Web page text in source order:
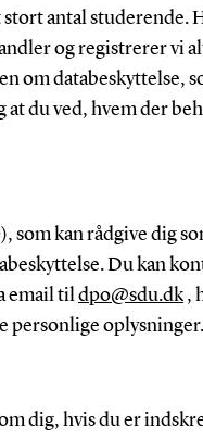
antal studerende.
og registrerer vi
om databeskyttelse,
at du ved, hvem der
som kan rådgive dig
Du kan
email tildpo@sdu.dk,
personlige
dig, hvis du er